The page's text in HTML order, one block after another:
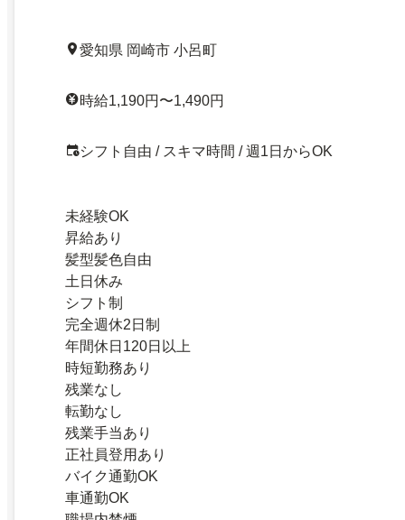
愛知県 岡崎市 小呂町
時給1,190円〜1,490円
シフト自由 / スキマ時間 / 週1日からOK
未経験OK
昇給あり
髪型髪色自由
土日休み
シフト制
完全週休2日制
年間休日120日以上
時短勤務あり
残業なし
転勤なし
残業手当あり
正社員登用あり
バイク通勤OK
車通勤OK